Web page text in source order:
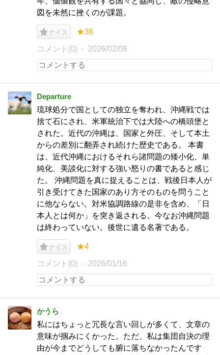
図を未然に挫くのが課題。
ナイス ★36
コメント(0) 2026/02/08
Departure
琉球処分で国としての独立を奪われ、沖縄戦では
捨て石にされ、米軍統治下では大陸への橋頭堡と
された。近代の沖縄は、国家と外圧、そして本土
からの差別に翻弄され続けた歴史である。 本書
は、近代沖縄におけるそれら諸問題の矮小化、単
純化、美談化に対する強い怒りの書であると感じ
た。 沖縄問題を真に捉えることは、戦後日本人が
引き受けてきた国家のあり方そのものを問うこと
に他ならない。対米協調路線の是非を含め、「日
本人とは何か」を突き返される。今なお沖縄問題
は終わっていない。後世に遺る名著である。
ナイス ★4
コメント(0) 2026/01/16
かうら
私にはちょっと冗長な言い回しが多くて、文章の
意味が掴みにくかった。ただ、私は集団自決の理
由が今までどうしても腑に落ちなかったんです